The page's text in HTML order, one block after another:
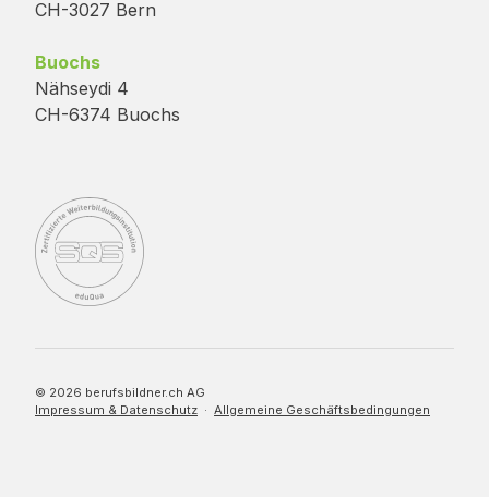
CH-3027 Bern
Buochs
Nähseydi 4
CH-6374 Buochs
© 2026 berufsbildner.ch AG
Impressum & Datenschutz · Allgemeine Geschäftsbedingungen